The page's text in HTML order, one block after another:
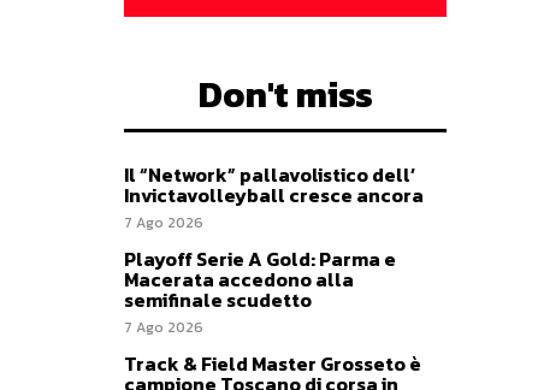
Don't miss
Il “Network” pallavolistico dell’
Invictavolleyball cresce ancora
7 Ago 2026
Playoff Serie A Gold: Parma e
Macerata accedono alla
semifinale scudetto
7 Ago 2026
Track & Field Master Grosseto è
campione Toscano di corsa in